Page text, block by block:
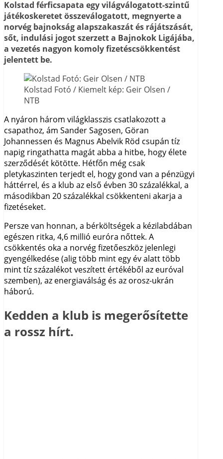
Kolstad férficsapata egy világválogatott-szintű
játékoskeretet összeválogatott, megnyerte a
norvég bajnokság alapszakaszát és rájátszását,
sőt, indulási jogot szerzett a Bajnokok Ligájába,
a vezetés nagyon komoly fizetéscsökkentést
jelentett be.
Kolstad Fotó / Kiemelt kép: Geir Olsen /
NTB
A nyáron három világklasszis csatlakozott a
csapathoz, ám Sander Sagosen, Göran
Johannessen és Magnus Abelvik Röd csupán tíz
napig ringathatta magát abba a hitbe, hogy élete
szerződését kötötte. Hétfőn még csak
pletykaszinten terjedt el, hogy gond van a pénzügyi
háttérrel, és a klub az első évben 30 százalékkal, a
másodikban 20 százalékkal csökkenteni akarja a
fizetéseket.
Persze van honnan, a bérköltségek a kézilabdában
egészen ritka, 4,6 millió euróra nőttek. A
csökkentés oka a norvég fizetőeszköz jelenlegi
gyengélkedése (alig több mint egy év alatt több
mint tíz százalékot veszített értékéből az euróval
szemben), az energiaválság és az orosz-ukrán
háború.
Kedden a klub is megerősítette
a rossz hírt.